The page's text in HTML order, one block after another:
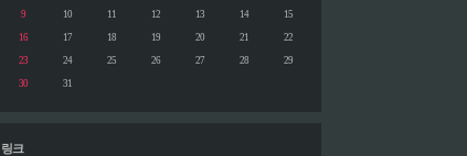
9 10 11 12 13 14 15
16 17 18 19 20 21 22
23 24 25 26 27 28 29
30 31
링크